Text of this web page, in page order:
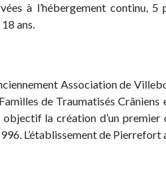
à l’hébergement continu, 5
ans.
Association de
de Traumatisés
objectif la création d’un
L’établissement de